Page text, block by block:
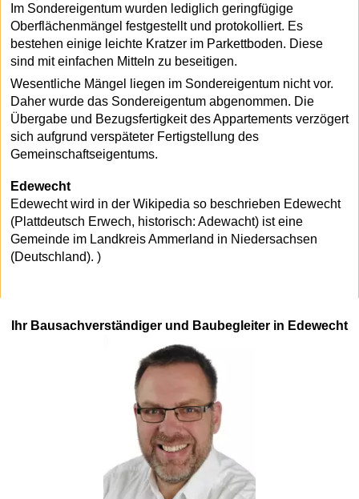
Ihr Bausachverständiger und Baubegleiter in Edewecht
Im Sondereigentum wurden lediglich geringfügige
Oberflächenmängel festgestellt und protokolliert. Es
bestehen einige leichte Kratzer im Parkettboden. Diese
sind mit einfachen Mitteln zu beseitigen.
Wesentliche Mängel liegen im Sondereigentum nicht vor.
Daher wurde das Sondereigentum abgenommen. Die
Übergabe und Bezugsfertigkeit des Appartements verzögert
sich aufgrund verspäteter Fertigstellung des
Gemeinschaftseigentums.
Edewecht
Edewecht wird in der Wikipedia so beschrieben Edewecht
(Plattdeutsch Erwech, historisch: Adewacht) ist eine
Gemeinde im Landkreis Ammerland in Niedersachsen
(Deutschland). )